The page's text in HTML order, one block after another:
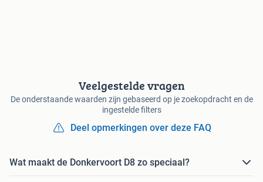
Veelgestelde vragen
De onderstaande waarden zijn gebaseerd op je zoekopdracht en de
ingestelde filters
Deel opmerkingen over deze FAQ
Wat maakt de Donkervoort D8 zo speciaal?